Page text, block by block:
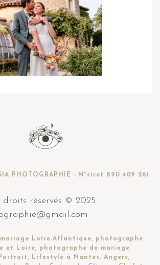
PHOTOGRAPHIE - N°siret 890 409 261
réservés © 2025
Loire-Atlantique, photographe
et Loire, photographe de mariage
Lifestyle à Nantes, Angers,